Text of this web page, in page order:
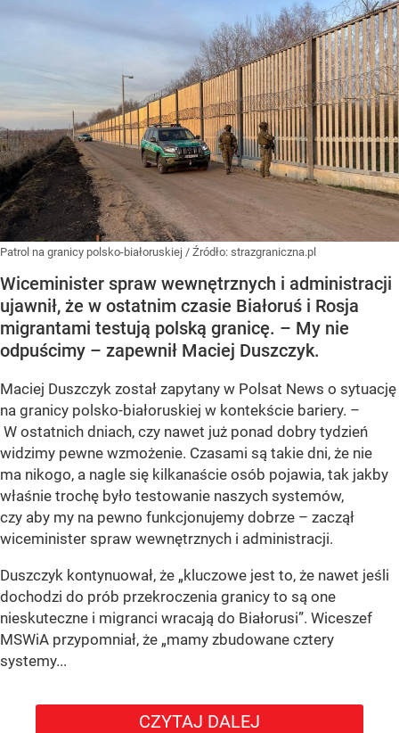
Patrol na granicy polsko-białoruskiej / Źródło: strazgraniczna.pl
Wiceminister spraw wewnętrznych i administracji
ujawnił, że w ostatnim czasie Białoruś i Rosja
migrantami testują polską granicę. – My nie
odpuścimy – zapewnił Maciej Duszczyk.
Maciej Duszczyk został zapytany w Polsat News o sytuację
na granicy polsko-białoruskiej w kontekście bariery. –
W ostatnich dniach, czy nawet już ponad dobry tydzień
widzimy pewne wzmożenie. Czasami są takie dni, że nie
ma nikogo, a nagle się kilkanaście osób pojawia, tak jakby
właśnie trochę było testowanie naszych systemów,
czy aby my na pewno funkcjonujemy dobrze – zaczął
wiceminister spraw wewnętrznych i administracji.
Duszczyk kontynuował, że „kluczowe jest to, że nawet jeśli
dochodzi do prób przekroczenia granicy to są one
nieskuteczne i migranci wracają do Białorusi”. Wiceszef
MSWiA przypomniał, że „mamy zbudowane cztery
systemy...
CZYTAJ DALEJ